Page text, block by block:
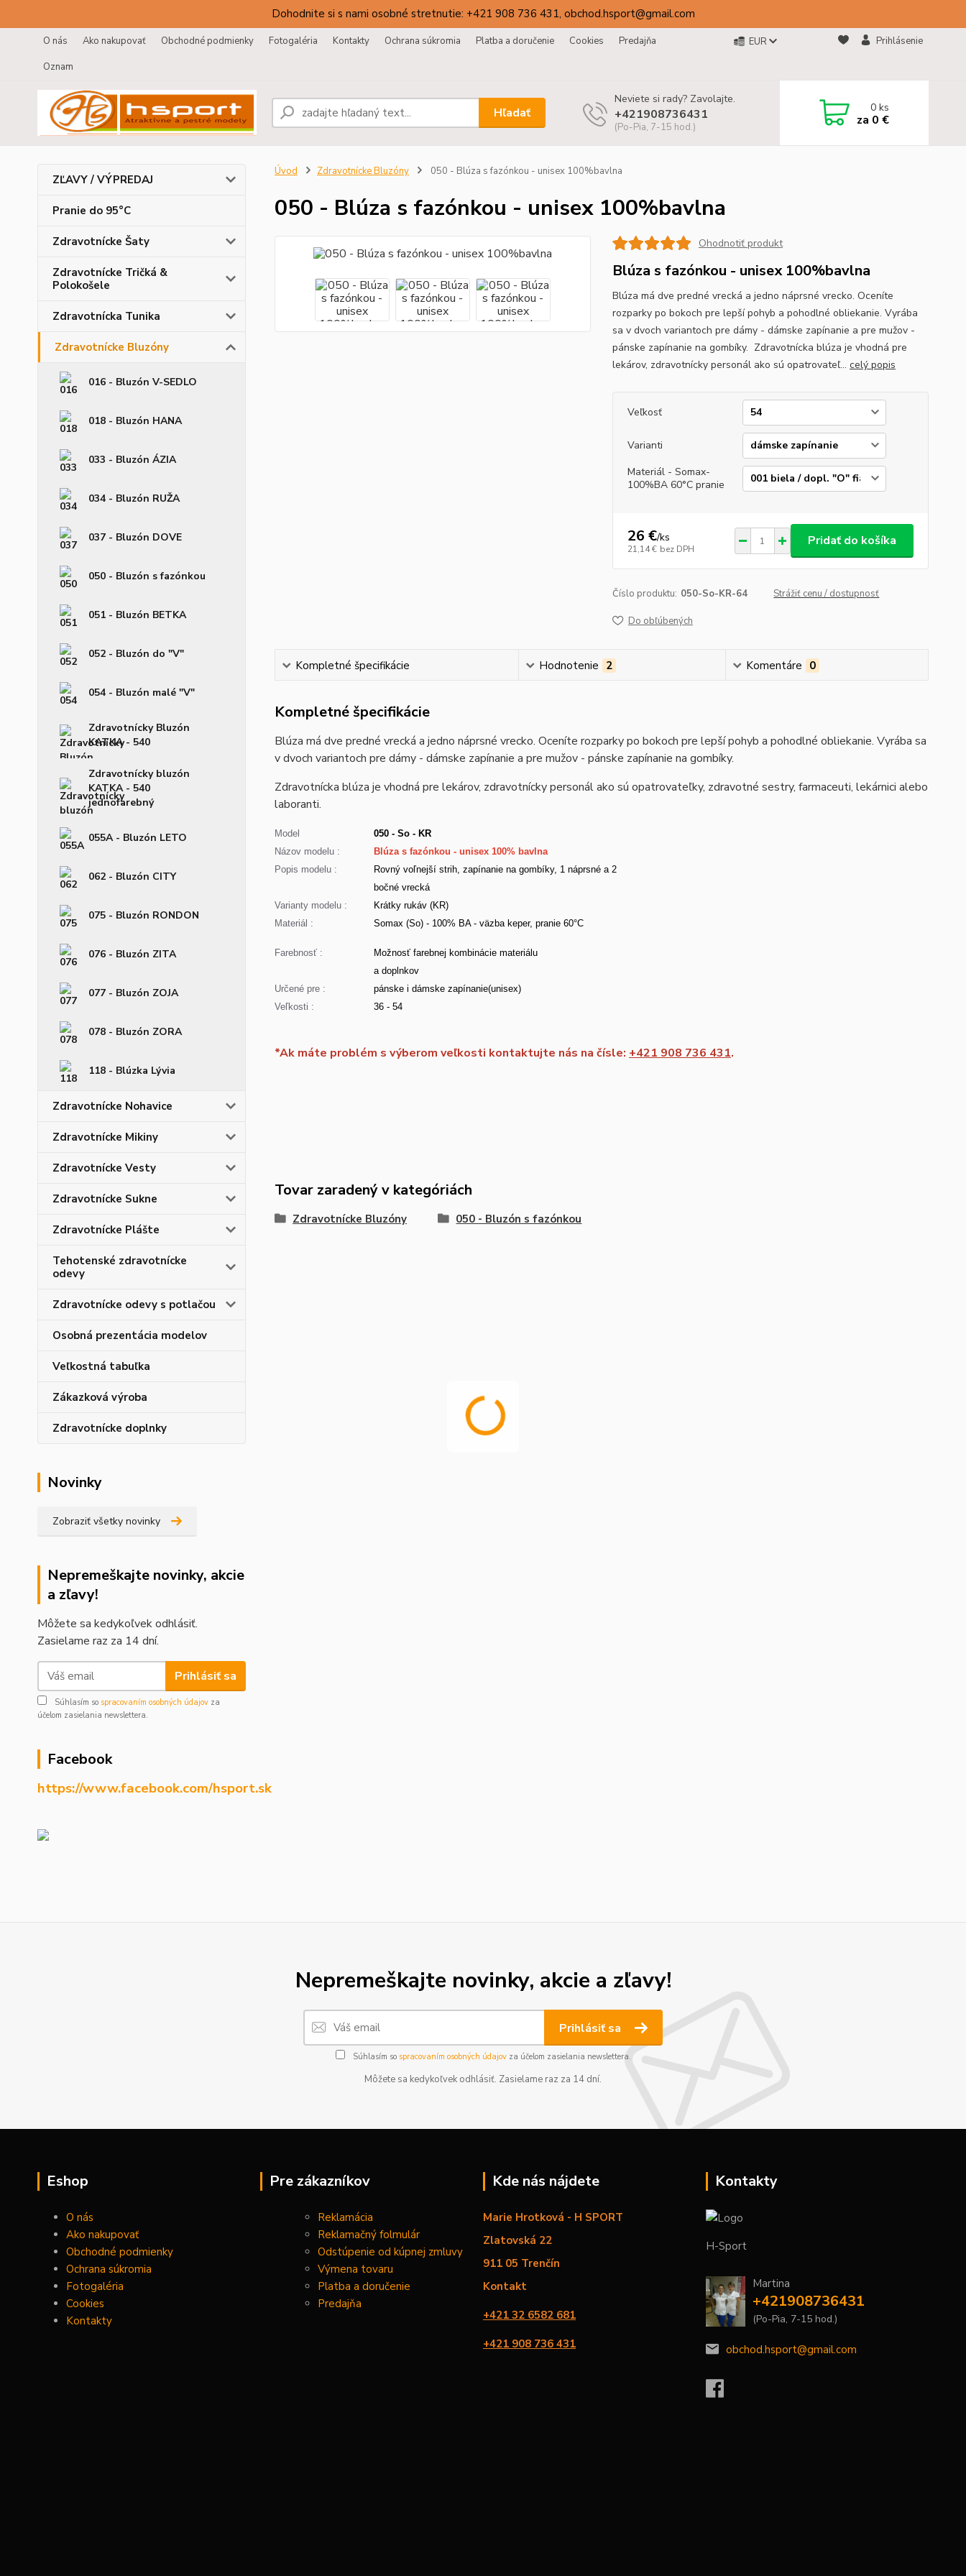
Dohodnite si s nami osobné stretnutie: +421 908 736 431, obchod.hsport@gmail.com
O nás Ako nakupovať Obchodné podmienky Fotogaléria Kontakty Ochrana súkromia Platba a doručenie Cookies
Predajňa
Oznam
EUR Prihlásenie
Hľadať
Neviete si rady? Zavolajte.
+421908736431
(Po-Pia, 7-15 hod.)
0ks
za 0 €
ZĽAVY / VÝPREDAJ
Pranie do 95°C
Zdravotnícke Šaty
Zdravotnícke Tričká &
Polokošele
Zdravotnícka Tunika
Zdravotnícke Bluzóny
016 - Bluzón V-SEDLO
018 - Bluzón HANA
033 - Bluzón ÁZIA
034 - Bluzón RUŽA
037 - Bluzón DOVE
050 - Bluzón s fazónkou
051 - Bluzón BETKA
052 - Bluzón do "V"
054 - Bluzón malé "V"
Zdravotnícky Bluzón
KATKA - 540
Zdravotnícky bluzón
KATKA - 540
jednofarebný
055A - Bluzón LETO
062 - Bluzón CITY
075 - Bluzón RONDON
076 - Bluzón ZITA
077 - Bluzón ZOJA
078 - Bluzón ZORA
118 - Blúzka Lývia
Zdravotnícke Nohavice
Zdravotnícke Mikiny
Zdravotnícke Vesty
Zdravotnícke Sukne
Zdravotnícke Plášte
Tehotenské zdravotnícke
odevy
Zdravotnícke odevy s potlačou
Osobná prezentácia modelov
Veľkostná tabuľka
Zákazková výroba
Zdravotnícke doplnky
Novinky
Zobraziť všetky novinky
Nepremeškajte novinky, akcie
a zľavy!
Môžete sa kedykoľvek odhlásiť.
Zasielame raz za 14 dní.
Prihlásiť sa
Súhlasím so spracovaním osobných údajov za
účelom zasielania newslettera.
Facebook
https://www.facebook.com/hsport.sk
Úvod Zdravotnícke Bluzóny 050 - Blúza s fazónkou - unisex 100%bavlna
050 - Blúza s fazónkou - unisex 100%bavlna
Ohodnotiť produkt
Blúza s fazónkou - unisex 100%bavlna
Blúza má dve predné vrecká a jedno náprsné vrecko. Oceníte
rozparky po bokoch pre lepší pohyb a pohodlné obliekanie. Vyrába
sa v dvoch variantoch pre dámy - dámske zapínanie a pre mužov -
pánske zapínanie na gombíky. Zdravotnícka blúza je vhodná pre
lekárov, zdravotnícky personál ako sú opatrovateľ... celý popis
Veľkosť
Varianti
Materiál - Somax-
100%BA 60°C pranie
26 €/ks
21,14 € bez DPH
Pridať do košíka
Číslo produktu: 050-So-KR-64 Strážiť cenu / dostupnosť
Do obľúbených
Kompletné špecifikácie Hodnotenie 2 Komentáre 0
Kompletné špecifikácie
Blúza má dve predné vrecká a jedno náprsné vrecko. Oceníte rozparky po bokoch pre lepší pohyb a pohodlné obliekanie. Vyrába sa
v dvoch variantoch pre dámy - dámske zapínanie a pre mužov - pánske zapínanie na gombíky.
Zdravotnícka blúza je vhodná pre lekárov, zdravotnícky personál ako sú opatrovateľky, zdravotné sestry, farmaceuti, lekárnici alebo
laboranti.
Model
050 - So - KR
Názov modelu :
Blúza s fazónkou - unisex 100% bavlna
Popis modelu :
Rovný voľnejší strih, zapínanie na gombíky, 1 náprsné a 2
bočné vrecká
Varianty modelu :
Krátky rukáv (KR)
Materiál :
Somax (So) - 100% BA - väzba keper, pranie 60°C
Farebnosť :
Možnosť farebnej kombinácie materiálu
a doplnkov
Určené pre :
pánske i dámske zapínanie(unisex)
Veľkosti :
36 - 54
*Ak máte problém s výberom veľkosti kontaktujte nás na čísle: +421 908 736 431.
Tovar zaradený v kategóriách
Zdravotnícke Bluzóny 050 - Bluzón s fazónkou
Nepremeškajte novinky, akcie a zľavy!
Prihlásiť sa
Súhlasím so spracovaním osobných údajovza účelom zasielania newslettera.
Môžete sa kedykoľvek odhlásiť. Zasielame raz za 14 dní.
Eshop
O nás
Ako nakupovať
Obchodné podmienky
Ochrana súkromia
Fotogaléria
Cookies
Kontakty
Pre zákazníkov
Reklamácia
Reklamačný folmulár
Odstúpenie od kúpnej zmluvy
Výmena tovaru
Platba a doručenie
Predajňa
Kde nás nájdete
Marie Hrotková - H SPORT
Zlatovská 22
911 05 Trenčín
Kontakt
+421 32 6582 681
+421 908 736 431
Kontakty
H-Sport
Martina
+421908736431
(Po-Pia, 7-15 hod.)
obchod.hsport@gmail.com